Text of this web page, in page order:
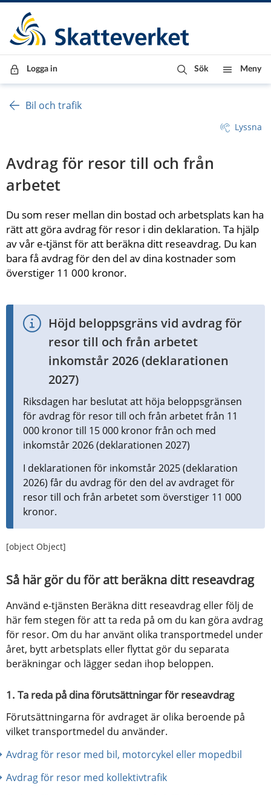
Till innehåll
Till navigationen
Till chattrobot
Logga in Sök Meny
Bil och trafik
Lyssna
Avdrag för resor till och från
arbetet
Du som reser mellan din bostad och arbetsplats kan ha
rätt att göra avdrag för resor i din deklaration. Ta hjälp
av vår e-tjänst för att beräkna ditt reseavdrag. Du kan
bara få avdrag för den del av dina kostnader som
överstiger 11 000 kronor.
Höjd beloppsgräns vid avdrag för
resor till och från arbetet
inkomstår 2026 (deklarationen
2027)
Riksdagen har beslutat att höja beloppsgränsen
för avdrag för resor till och från arbetet från 11
000 kronor till 15 000 kronor från och med
inkomstår 2026 (deklarationen 2027)
I deklarationen för inkomstår 2025 (deklaration
2026) får du avdrag för den del av avdraget för
resor till och från arbetet som överstiger 11 000
kronor.
[object Object]
Så här gör du för att beräkna ditt reseavdrag
Använd e-tjänsten Beräkna ditt reseavdrag eller följ de
här fem stegen för att ta reda på om du kan göra avdrag
för resor. Om du har använt olika transportmedel under
året, bytt arbetsplats eller flyttat gör du separata
beräkningar och lägger sedan ihop beloppen.
1. Ta reda på dina förutsättningar för reseavdrag
Förutsättningarna för avdraget är olika beroende på
vilket transportmedel du använder.
Avdrag för resor med bil, motorcykel eller mopedbil
Avdrag för resor med kollektivtrafik